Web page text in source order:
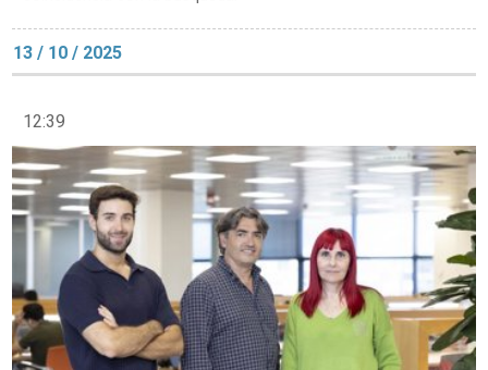
13 / 10 / 2025
12:39